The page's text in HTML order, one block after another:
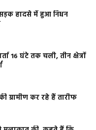
सड़क हादसे में हुआ निधन
16 घंटे तक चली, तीन क्षेत्रों
ग्रामीण कर रहे हैं तारीफ